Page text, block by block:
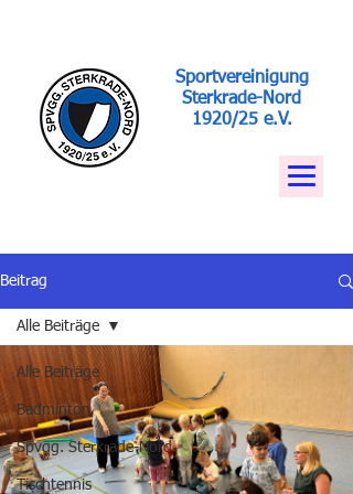
Sportvereinigung
Sterkrade-Nord
1920/25 e.V.
Beitrag
Alle Beiträge
Badminton
Spvgg. Sterkrade-Nord
Tischtennis
Alle Beiträge